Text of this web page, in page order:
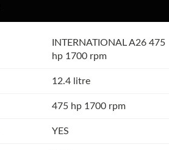
INTERNATIONAL A26 475
hp 1700 rpm
12.4 litre
475 hp 1700 rpm
YES